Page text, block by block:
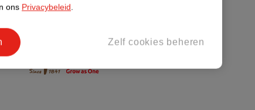
Keurmerk Zelfzorg Online
ons Privacybeleid.
Zelf cookies beheren